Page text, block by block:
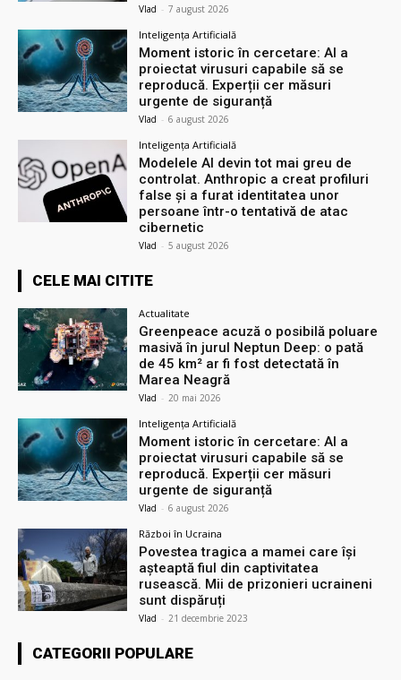
Vlad - 7 august 2026
Inteligența Artificială
Moment istoric în cercetare: AI a
proiectat virusuri capabile să se
reproducă. Experții cer măsuri
urgente de siguranță
Vlad - 6 august 2026
Inteligența Artificială
Modelele AI devin tot mai greu de
controlat. Anthropic a creat profiluri
false și a furat identitatea unor
persoane într-o tentativă de atac
cibernetic
Vlad - 5 august 2026
CELE MAI CITITE
Actualitate
Greenpeace acuză o posibilă poluare
masivă în jurul Neptun Deep: o pată
de 45 km² ar fi fost detectată în
Marea Neagră
Vlad - 20 mai 2026
Inteligența Artificială
Moment istoric în cercetare: AI a
proiectat virusuri capabile să se
reproducă. Experții cer măsuri
urgente de siguranță
Vlad - 6 august 2026
Război în Ucraina
Povestea tragica a mamei care își
așteaptă fiul din captivitatea
rusească. Mii de prizonieri ucraineni
sunt dispăruți
Vlad - 21 decembrie 2023
CATEGORII POPULARE